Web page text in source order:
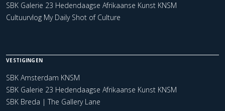
SBK Galerie 23 Hedendaagse Afrikaanse Kunst KNSM
Cultuurvlog My Daily Shot of Culture
VESTIGINGEN
SBK Amsterdam KNSM
SBK Galerie 23 Hedendaagse Afrikaanse Kunst KNSM
SBK Breda | The Gallery Lane